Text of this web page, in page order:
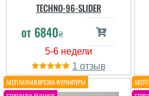
Двері потрібно було
виконати так, щоб вони
займали мінімум місця,
дуже вийшло все
красиво.
TECHNO-96-SLIDER
от 6840₴
1